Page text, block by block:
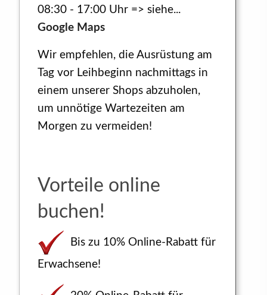
08:30 - 17:00 Uhr => siehe...
Google Maps
Wir empfehlen, die Ausrüstung am
Tag vor Leihbeginn nachmittags in
einem unserer Shops abzuholen,
um unnötige Wartezeiten am
Morgen zu vermeiden!
Vorteile online
buchen!
Bis zu 10% Online-Rabatt für
Erwachsene!